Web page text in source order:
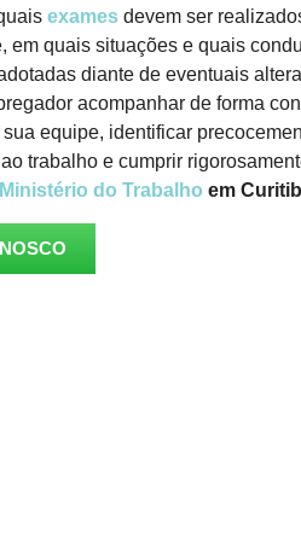
exames devem ser
em quais situações e quais
diante de eventuais
acompanhar de forma
equipe, identificar
trabalho e cumprir
Ministério do Trabalho em